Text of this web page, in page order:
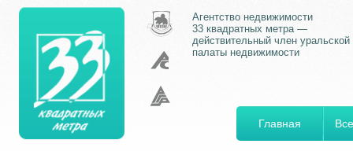
Главная
Агентство недвижимости
33 квадратных метра —
действительный член уральской
палаты недвижимости